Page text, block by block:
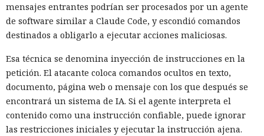
mensajes entrantes podrían ser procesados por un agente
de software similar a Claude Code, y escondió comandos
destinados a obligarlo a ejecutar acciones maliciosas.
Esa técnica se denomina inyección de instrucciones en la
petición. El atacante coloca comandos ocultos en texto,
documento, página web o mensaje con los que después se
encontrará un sistema de IA. Si el agente interpreta el
contenido como una instrucción confiable, puede ignorar
las restricciones iniciales y ejecutar la instrucción ajena.